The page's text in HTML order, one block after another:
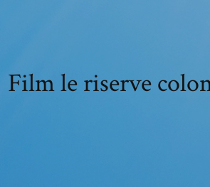
Film le riserve